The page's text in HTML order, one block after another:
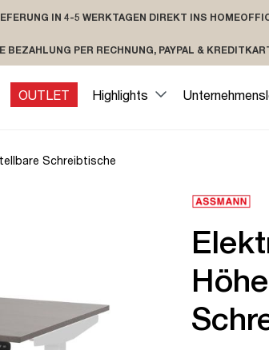
IN 4-5 WERKTAGEN DIREKT INS
VERSAND PER DHL ODER SPEDITION
BEZAHLUNG PER RECHNUNG, PAYPAL &
VERSCHLÜSSELTE ÜBERTRAGUNG
OUTLET Highlights
Schreibtische